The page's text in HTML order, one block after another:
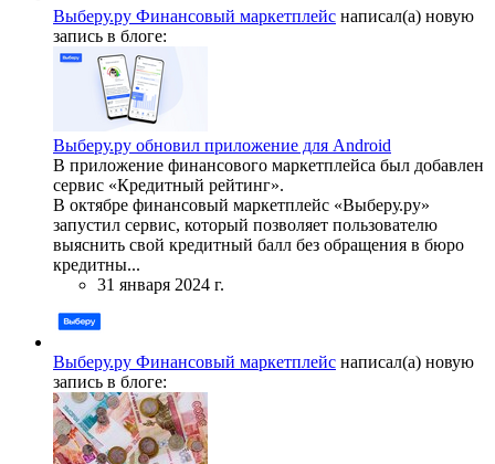
Выберу.ру Финансовый маркетплейс написал(а) новую
запись в блоге:
Выберу.ру обновил приложение для Android
В приложение финансового маркетплейса был добавлен
сервис «Кредитный рейтинг».
В октябре финансовый маркетплейс «Выберу.ру»
запустил сервис, который позволяет пользователю
выяснить свой кредитный балл без обращения в бюро
кредитны...
31 января 2024 г.
Выберу.ру Финансовый маркетплейс написал(а) новую
запись в блоге: